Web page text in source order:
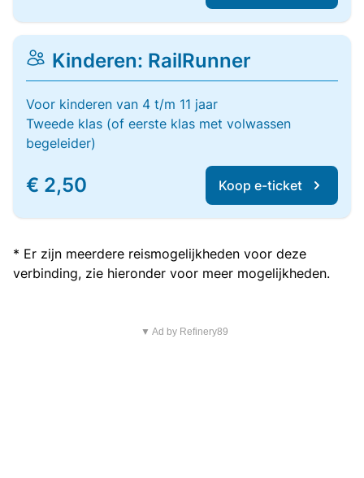
Kinderen: RailRunner
Voor kinderen van 4 t/m 11 jaar
Tweede klas (of eerste klas met volwassen
begeleider)
€ 2,50 Koop e-ticket
* Er zijn meerdere reismogelijkheden voor deze
verbinding, zie hieronder voor meer mogelijkheden.
▼ Ad by Refinery89